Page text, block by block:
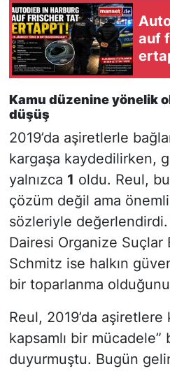
auf
Kamu düzenine yönelik
düşüş
2019’da aşiretlerle
kargaşa kaydedilirken,
yalnızca 1 oldu. Reul,
çözüm değil ama
sözleriyle
Dairesi Organize Suçlar
Schmitz ise halkın
bir toparlanma
Reul, 2019’da aşiretlere
kapsamlı bir mücadele”
duyurmuştu. Bugün